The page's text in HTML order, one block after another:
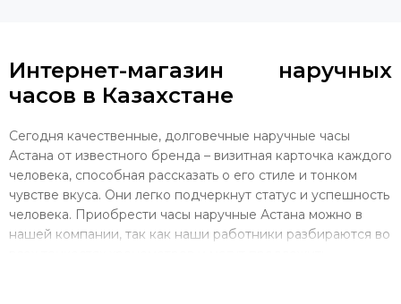
Интернет-магазин наручных
часов в Казахстане
Сегодня качественные, долговечные наручные часы
Астана от известного бренда – визитная карточка каждого
человека, способная рассказать о его стиле и тонком
чувстве вкуса. Они легко подчеркнут статус и успешность
человека. Приобрести часы наручные Астана можно в
нашей компании, так как наши работники разбираются во